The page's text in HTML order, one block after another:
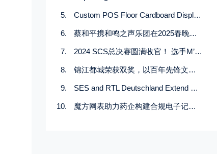
Custom POS Floor Cardboard Display Stand for Toys and Phone Cases
蔡和平携和鸣之声乐团在2025春晚大放异彩
2024 SCS总决赛圆满收官！ 选手M’夺得总冠军
锦江都城荣获双奖，以百年先锋文化铸就中高端酒店行业新典范
SES and RTL Deutschland Extend Partnership across Germany and Austria on ASTRA 19.2 degrees East
魔方网表助力药企构建合规电子记录和流程系统